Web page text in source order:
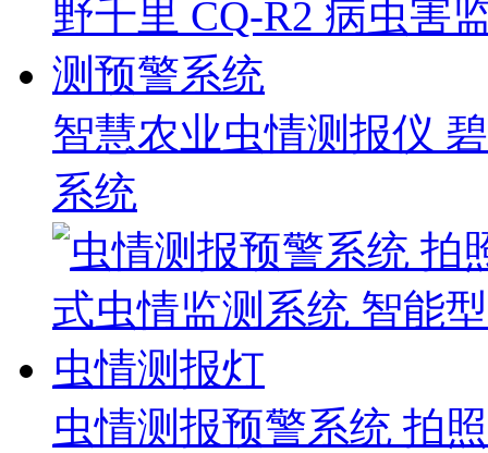
智慧农业虫情测报仪
系统
虫情测报预警系统 拍